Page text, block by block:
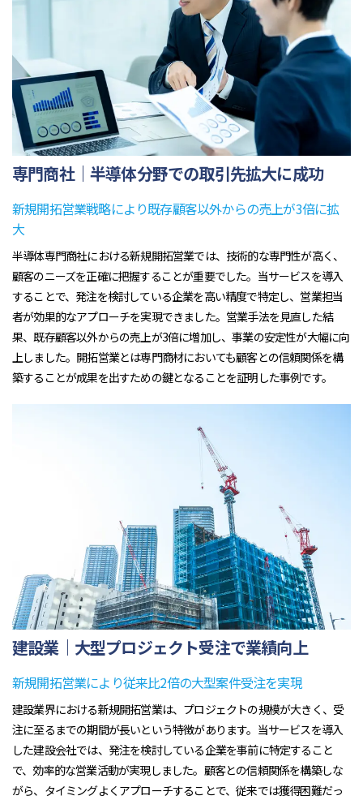
専門商社｜半導体分野での取引先拡大に成功
新規開拓営業戦略により既存顧客以外からの売上が3倍に拡
大
半導体専門商社における新規開拓営業では、技術的な専門性が高く、
顧客のニーズを正確に把握することが重要でした。当サービスを導入
することで、発注を検討している企業を高い精度で特定し、営業担当
者が効果的なアプローチを実現できました。営業手法を見直した結
果、既存顧客以外からの売上が3倍に増加し、事業の安定性が大幅に向
上しました。開拓営業とは専門商材においても顧客との信頼関係を構
築することが成果を出すための鍵となることを証明した事例です。
建設業｜大型プロジェクト受注で業績向上
新規開拓営業により従来比2倍の大型案件受注を実現
建設業界における新規開拓営業は、プロジェクトの規模が大きく、受
注に至るまでの期間が長いという特徴があります。当サービスを導入
した建設会社では、発注を検討している企業を事前に特定すること
で、効率的な営業活動が実現しました。顧客との信頼関係を構築しな
がら、タイミングよくアプローチすることで、従来では獲得困難だっ